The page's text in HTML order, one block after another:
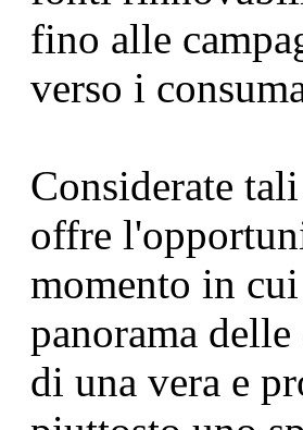
fino alle
verso i
Considerate
offre
momento in
panorama
di una vera e